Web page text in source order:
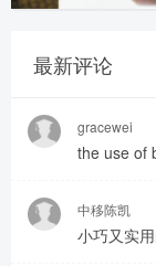
最新评论
gracewei
the use of
中移陈凯
小巧又实